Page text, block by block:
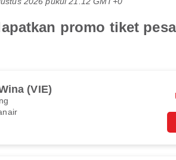
promo tiket
(VIE)